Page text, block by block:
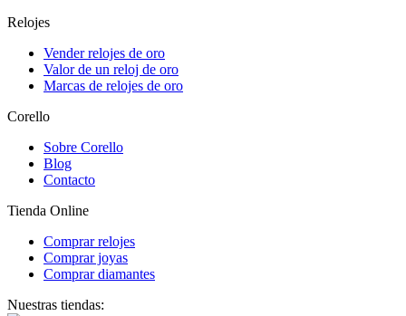
Relojes
Vender relojes de oro
Valor de un reloj de oro
Marcas de relojes de oro
Corello
Sobre Corello
Blog
Contacto
Tienda Online
Comprar relojes
Comprar joyas
Comprar diamantes
Nuestras tiendas: